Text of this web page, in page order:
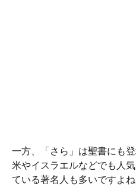
一方、「さら」は聖書にも
米やイスラエルなどでも人
ている著名人も多いですよ